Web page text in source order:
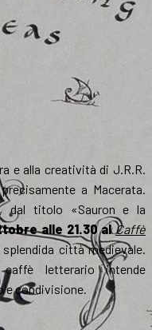
e alla creatività di J.R.R.
a Macerata.
, dal titolo «Sauron e la
alle 21.30 alCaffè
splendida città medievale.
letterario intende
e condivisione.